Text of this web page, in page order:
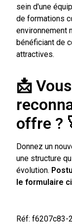
sein d'une
de formations
environnement
bénéficiant de
attractives.
📩
offre ?
Donnez un
une structure
évolution.
le formulaire
Réf: